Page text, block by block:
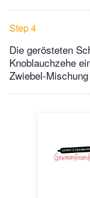
Step 4
Die gerösteten
Knoblauchzehe
Zwiebel-